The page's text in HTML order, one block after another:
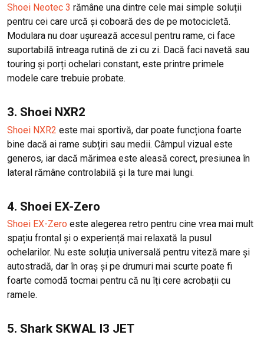
Shoei Neotec 3 rămâne una dintre cele mai simple soluții
pentru cei care urcă și coboară des de pe motocicletă.
Modulara nu doar ușurează accesul pentru rame, ci face
suportabilă întreaga rutină de zi cu zi. Dacă faci navetă sau
touring și porți ochelari constant, este printre primele
modele care trebuie probate.
3. Shoei NXR2
Shoei NXR2 este mai sportivă, dar poate funcționa foarte
bine dacă ai rame subțiri sau medii. Câmpul vizual este
generos, iar dacă mărimea este aleasă corect, presiunea în
lateral rămâne controlabilă și la ture mai lungi.
4. Shoei EX-Zero
Shoei EX-Zero este alegerea retro pentru cine vrea mai mult
spațiu frontal și o experiență mai relaxată la pusul
ochelarilor. Nu este soluția universală pentru viteză mare și
autostradă, dar în oraș și pe drumuri mai scurte poate fi
foarte comodă tocmai pentru că nu îți cere acrobații cu
ramele.
5. Shark SKWAL I3 JET